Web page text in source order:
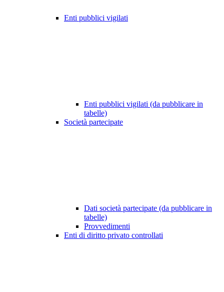
Enti pubblici vigilati
Enti pubblici vigilati (da pubblicare in
tabelle)
Società partecipate
Dati società partecipate (da pubblicare in
tabelle)
Provvedimenti
Enti di diritto privato controllati